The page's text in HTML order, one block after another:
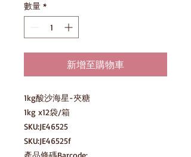
數量 *
新增至購物車
1kg酸沙海星-夾糖
1kg x12袋/箱
SKU:JE46525
SKU:JE46525f
產品條碼Barcode: